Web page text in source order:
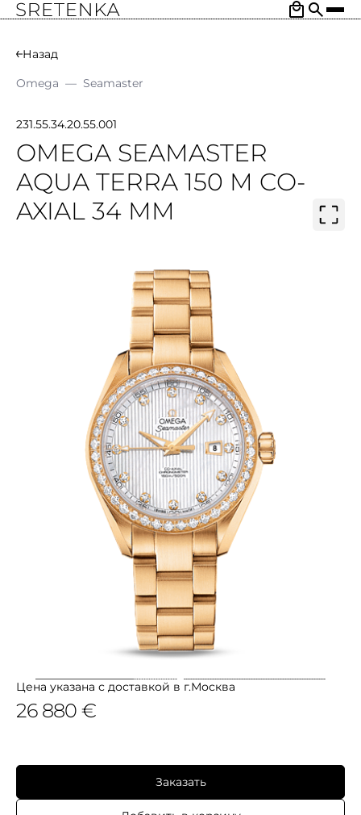
Назад
Omega — Seamaster
231.55.34.20.55.001
OMEGA SEAMASTER
AQUA TERRA 150 M CO-
AXIAL 34 MM
Цена указана с доставкой в г.Москва
26 880 €
Заказать